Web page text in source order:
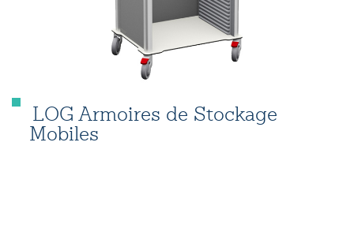
LOG Armoires de Stockage
Mobiles